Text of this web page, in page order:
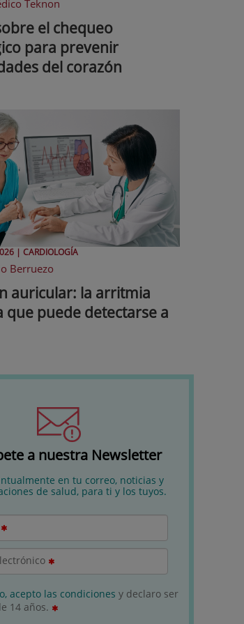
Teknon
el chequeo
para prevenir
del corazón
| CARDIOLOGÍA
Berruezo
auricular: la arritmia
que puede detectarse a
a nuestra Newsletter
en tu correo, noticias y
de salud, para ti y los tuyos.
acepto las condiciones y declaro ser
14 años.